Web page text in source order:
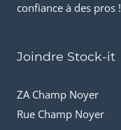
confiance à des pros !
Joindre Stock-it
ZA Champ Noyer
Rue Champ Noyer